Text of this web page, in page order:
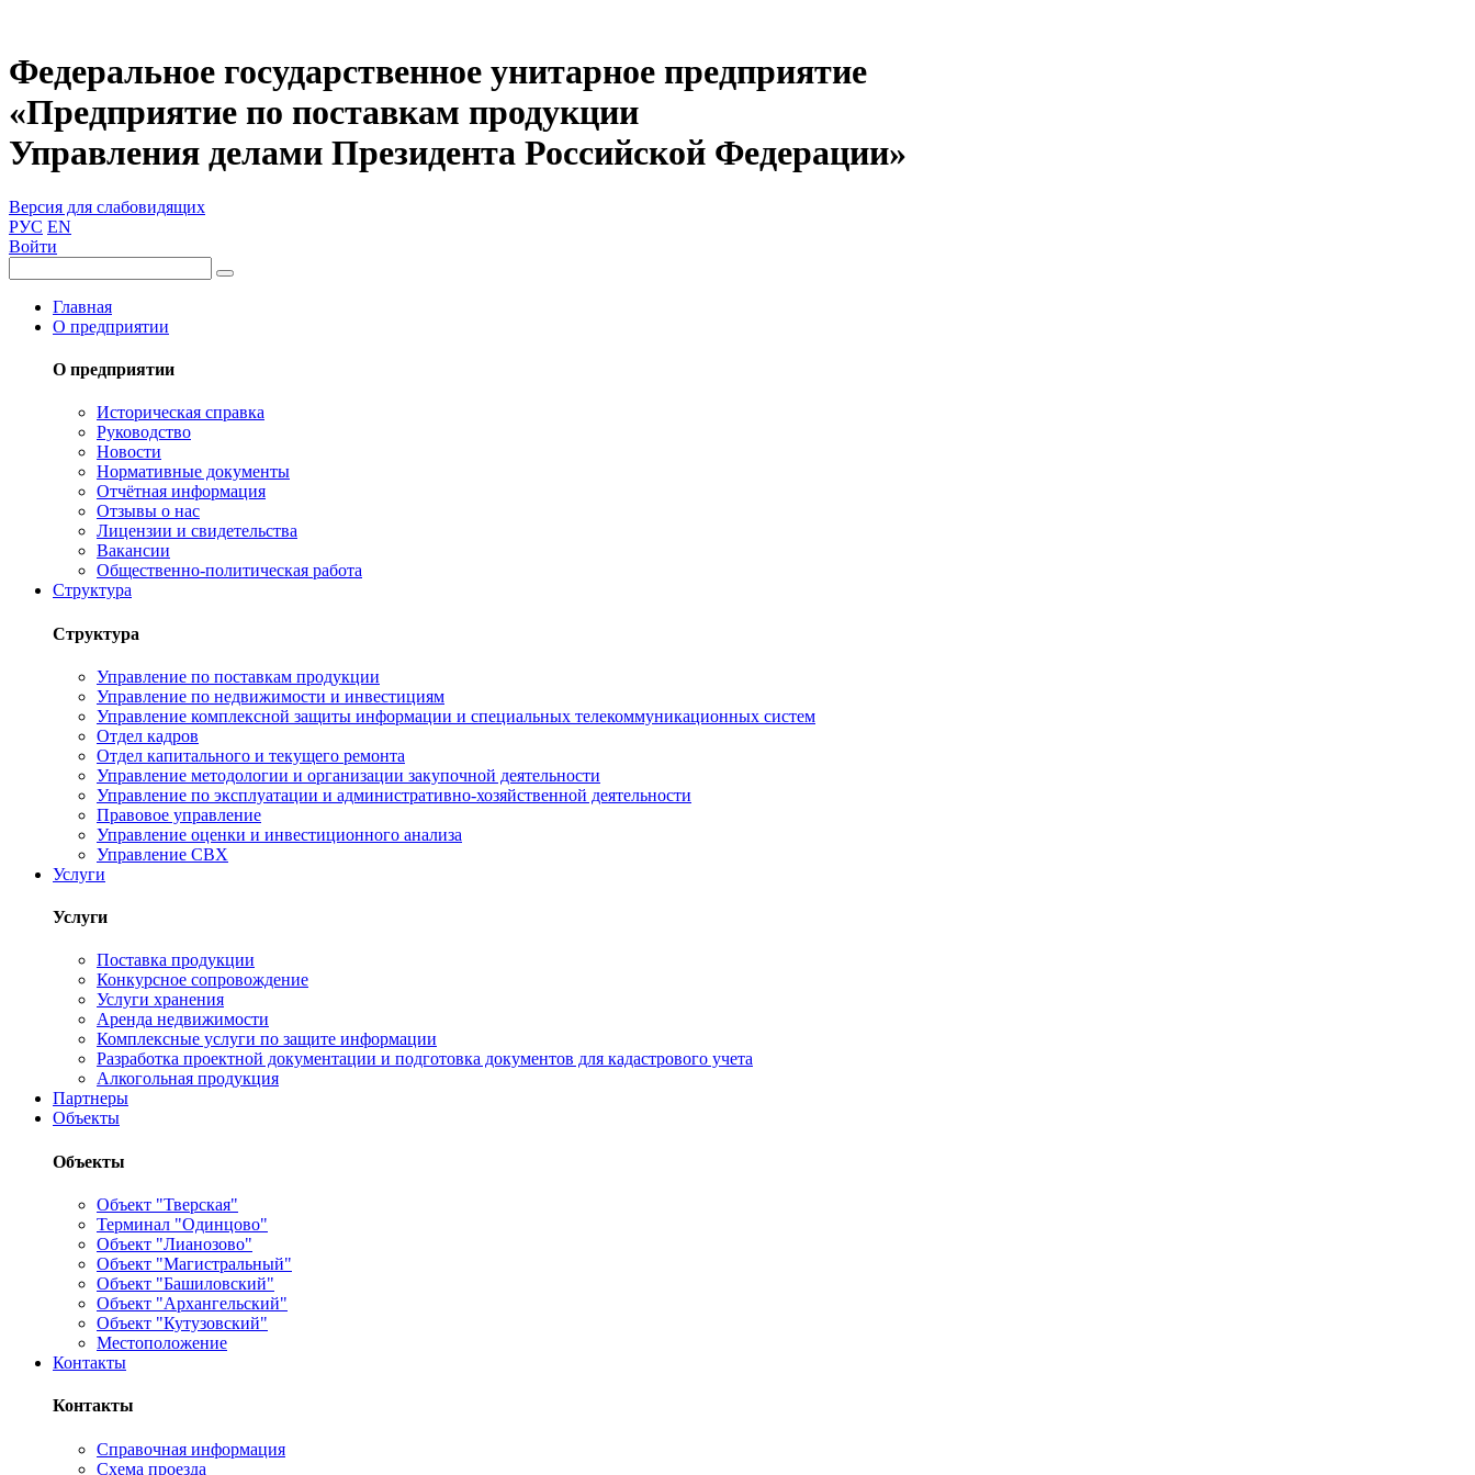
Федеральное государственное унитарное предприятие
«Предприятие по поставкам продукции
Управления делами Президента Российской Федерации»
Версия для слабовидящих
РУС EN
Войти
Главная
О предприятии
О предприятии
Историческая справка
Руководство
Новости
Нормативные документы
Отчётная информация
Отзывы о нас
Лицензии и свидетельства
Вакансии
Общественно-политическая работа
Структура
Структура
Управление по поставкам продукции
Управление по недвижимости и инвестициям
Управление комплексной защиты информации и специальных телекоммуникационных систем
Отдел кадров
Отдел капитального и текущего ремонта
Управление методологии и организации закупочной деятельности
Управление по эксплуатации и административно-хозяйственной деятельности
Правовое управление
Управление оценки и инвестиционного анализа
Управление СВХ
Услуги
Услуги
Поставка продукции
Конкурсное сопровождение
Услуги хранения
Аренда недвижимости
Комплексные услуги по защите информации
Разработка проектной документации и подготовка документов для кадастрового учета
Алкогольная продукция
Партнеры
Объекты
Объекты
Объект "Тверская"
Терминал "Одинцово"
Объект "Лианозово"
Объект "Магистральный"
Объект "Башиловский"
Объект "Архангельский"
Объект "Кутузовский"
Местоположение
Контакты
Контакты
Справочная информация
Схема проезда